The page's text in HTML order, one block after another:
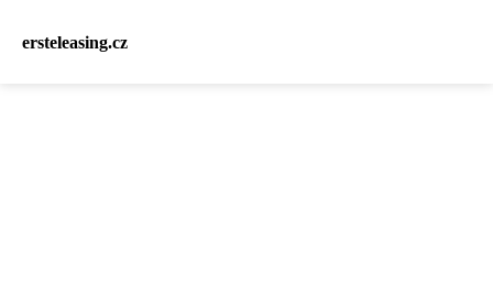
ersteleasing.cz